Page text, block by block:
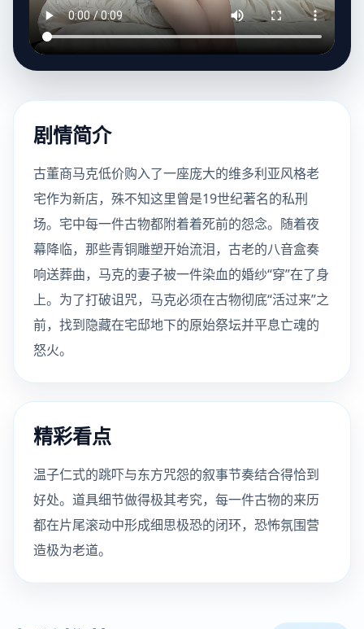
剧情简介
古董商马克低价购入了一座庞大的维多利亚风格老
宅作为新店，殊不知这里曾是19世纪著名的私刑
场。宅中每一件古物都附着着死前的怨念。随着夜
幕降临，那些青铜雕塑开始流泪，古老的八音盒奏
响送葬曲，马克的妻子被一件染血的婚纱“穿”在了身
上。为了打破诅咒，马克必须在古物彻底“活过来”之
前，找到隐藏在宅邸地下的原始祭坛并平息亡魂的
怒火。
精彩看点
温子仁式的跳吓与东方咒怨的叙事节奏结合得恰到
好处。道具细节做得极其考究，每一件古物的来历
都在片尾滚动中形成细思极恐的闭环，恐怖氛围营
造极为老道。